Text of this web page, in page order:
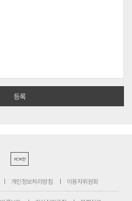
PC버전
개인정보처리방침 이용자위원회